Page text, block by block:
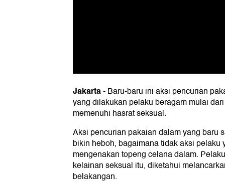
Jakarta-Baru-baru ini aksi pencurian
yang dilakukan pelaku beragam mulai
memenuhi hasrat seksual.
Aksi pencurian pakaian dalam yang baru
bikin heboh, bagaimana tidak aksi pelaku
mengenakan topeng celana dalam.
kelainan seksual itu, diketahui
belakangan.